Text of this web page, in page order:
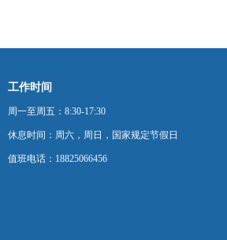
工作时间
周一至周五：8:30-17:30
休息时间：周六，周日，国家规定节假日
值班电话：18825066456